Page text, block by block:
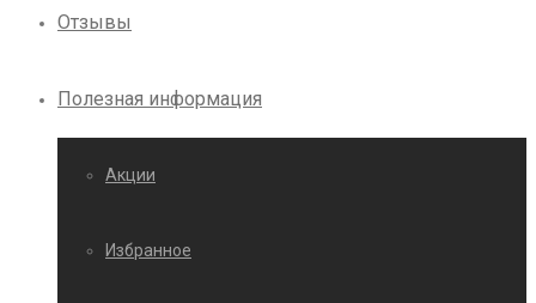
Отзывы
Полезная информация
Акции
Избранное